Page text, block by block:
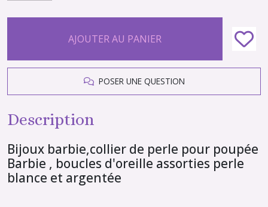
AJOUTER AU PANIER
POSER UNE QUESTION
Description
Bijoux barbie,collier de perle pour poupée
Barbie , boucles d'oreille assorties perle
blance et argentée